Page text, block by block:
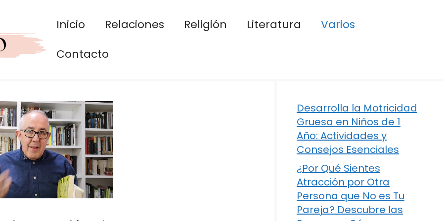
Inicio Relaciones Religión Literatura
Varios
Contacto
Desarrolla la Motricidad
Gruesa en Niños de 1
Año: Actividades y
Consejos Esenciales
¿Por Qué Sientes
Atracción por Otra
Persona que No es Tu
Pareja? Descubre las